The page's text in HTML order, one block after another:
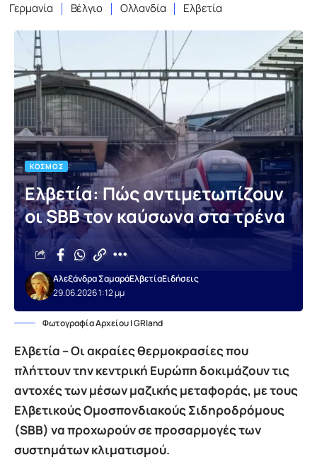
Γερμανία Βέλγιο Ολλανδία Ελβετία
ΚΌΣΜΟΣ
Ελβετία: Πώς αντιμετωπίζουν
οι SBB τον καύσωνα στα τρένα
29.06.2026 1:12 μμ
Αλεξάνδρα ΣαμαράΕλβετίαΕιδήσεις
Φωτογραφία Αρχείου | GRland
Ελβετία – Οι ακραίες θερμοκρασίες που
πλήττουν την κεντρική Ευρώπη δοκιμάζουν τις
αντοχές των μέσων μαζικής μεταφοράς, με τους
Ελβετικούς Ομοσπονδιακούς Σιδηροδρόμους
(SBB) να προχωρούν σε προσαρμογές των
συστημάτων κλιματισμού.